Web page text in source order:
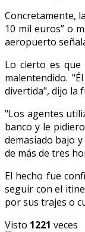
Concretamente,
10 mil euros” o
aeropuerto
Lo cierto es
malentendido.
divertida", dijo la
"Los agentes
banco y le
demasiado bajo
de más de tres
El hecho fue
seguir con el
por sus trajes o
Visto 1221 veces